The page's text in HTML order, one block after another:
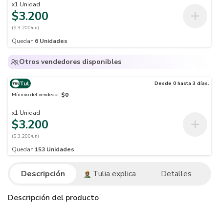
x1 Unidad
$3.200
($ 3.200/un)
Quedan 6 Unidades
Otros vendedores disponibles
Tul
Desde 0 hasta 3 días.
Mínimo del vendedor $0
x1 Unidad
$3.200
($ 3.200/un)
Quedan 153 Unidades
Descripción Tulia explica Detalles
Descripción del producto